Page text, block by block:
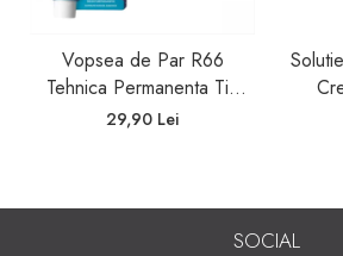
Vopsea de Par R66
Tehnica Permanenta Tip
Booster Rosu - Fanola
29,90 Lei
SOCIAL